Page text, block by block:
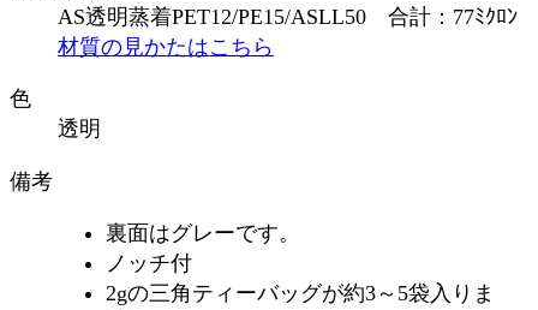
AS透明蒸着PET12/PE15/ASLL50 合計：77ﾐｸﾛﾝ
材質の見かたはこちら
色
透明
備考
裏面はグレーです。
ノッチ付
2gの三角ティーバッグが約3～5袋入りま